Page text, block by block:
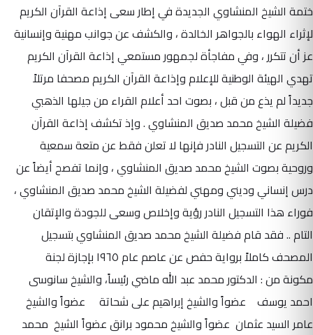
ختمة الشيخ المنشاوي الجديدة في إطار سعى إذاعة القرآن الكريم
لإثراء الهواء بالجواهر الخالدة ، والكشف عن جوانب مهنية وإنسانية
عز أن تتكرر ، وفي مفاجأة لجمهور مستمعي إذاعة القرآن الكريم
تهدي الهيئة الوطنية للإعلام وإذاعة القرآن الكريم مصحفا مرتلاً
جديداً لم يذع من قبل ، بصوت احد أعلام القراء من جيلها الذهبي
فضيلة الشيخ محمد صديق المنشاوي . وإذ تكشف إذاعة القرآن
الكريم عن التسجيل النادر فإنها لا تعلن فقط عن متعة سمعية
وروحية بصوت الشيخ محمد صديق المنشاوي ، وإنما تفصح أيضاً عن
درس إنساني وديني ومهني لفضيلة الشيخ محمد صديق المنشاوي ،
فوراء هذا التسجيل النادر رؤية وإخلاص وسعى للجودة والإتقان
التام .. فقد قام فضيلة الشيخ محمد صديق المنشاوي بتسجيل
المصحف كاملاً برواية حفص عن عاصم عام ١٩٦٥ بإجازة لجنة
مكونة من : الدكتور محمد عبد الله ماضي رئيساً، والشيخ سانوسى
احمد يوسف عضواً والشيخ إبراهيم على شحاتة عضواً والشيخ
عامر السيد عثمان عضواً والشيخ محمود برانق عضواً الشيخ محمد